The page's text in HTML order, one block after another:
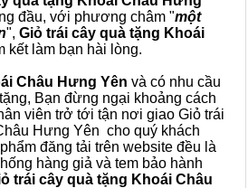
đầu, với phương châm "một
", Giỏ trái cây quà tặng Khoái
kết làm bạn hài lòng.
Châu Hưng Yên và có nhu cầu
Bạn đừng ngại khoảng cách
viên trở tới tận nơi giao Giỏ trái
Hưng Yên cho quý khách
đăng tải trên website đều là
hàng giả và tem bảo hành
trái cây quà tặng Khoái Châu